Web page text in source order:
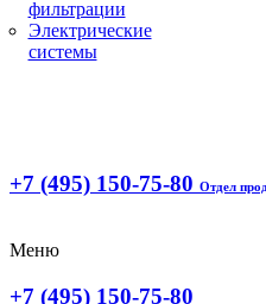
фильтрации
Электрические
системы
+7 (495) 150-75-80 Отдел
Меню
+7 (495) 150-75-80